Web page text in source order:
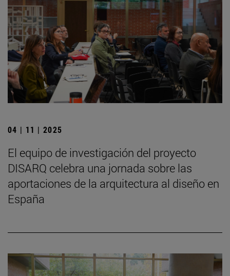
04 | 11 | 2025
El equipo de investigación del proyecto
DISARQ celebra una jornada sobre las
aportaciones de la arquitectura al diseño en
España